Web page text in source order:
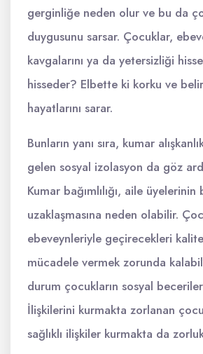
gerginliğe neden olur ve bu da
duygusunu sarsar. Çocuklar,
kavgalarını ya da yetersizliği
hisseder? Elbette ki korku ve
hayatlarını sarar.
Bunların yanı sıra, kumar
gelen sosyal izolasyon da göz
Kumar bağımlılığı, aile
uzaklaşmasına neden olabilir.
ebeveynleriyle geçirecekleri
mücadele vermek zorunda
durum çocukların sosyal
İlişkilerini kurmakta zorlanan
sağlıklı ilişkiler kurmakta da